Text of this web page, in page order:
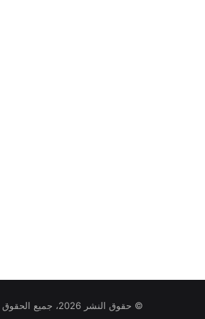
© حقوق النشر 2026، جميع الحقوق محفوظة |